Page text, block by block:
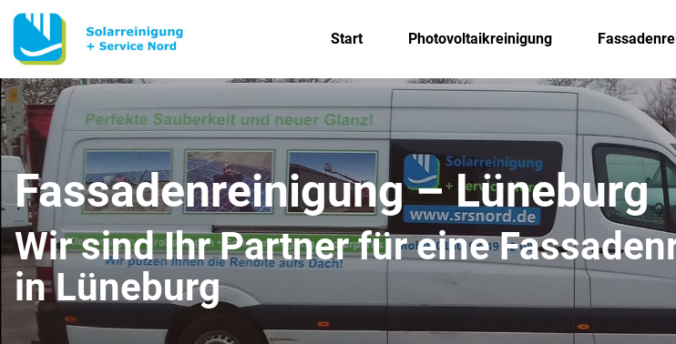
Start Photovoltaikreinigung
Fassadenreinigung – Lüneburg
Wir sind Ihr Partner für eine
in Lüneburg